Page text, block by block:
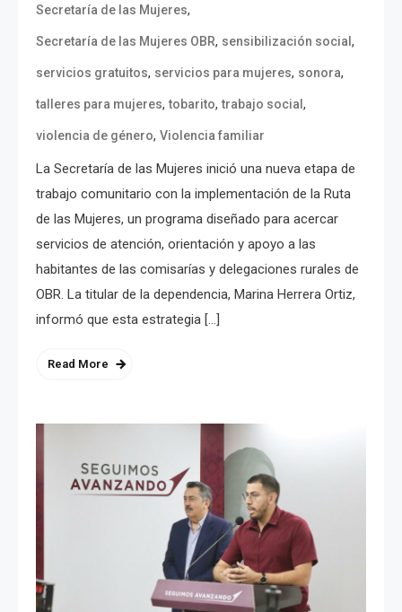
Secretaría de las Mujeres,
Secretaría de las Mujeres OBR, sensibilización social,
servicios gratuitos, servicios para mujeres, sonora,
talleres para mujeres,tobarito,trabajo social,
violencia de género, Violencia familiar
La Secretaría de las Mujeres inició una nueva etapa de
trabajo comunitario con la implementación de la Ruta
de las Mujeres, un programa diseñado para acercar
servicios de atención, orientación y apoyo a las
habitantes de las comisarías y delegaciones rurales de
OBR. La titular de la dependencia, Marina Herrera Ortiz,
informó que esta estrategia […]
Read More